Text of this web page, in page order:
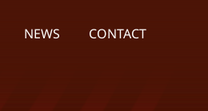
NEWS CONTACT